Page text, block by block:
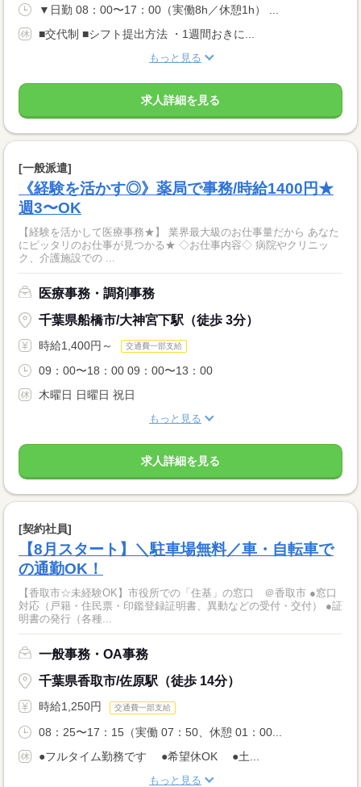
▼日勤 08：00〜17：00（実働8h／休憩1h） ...
■交代制 ■シフト提出方法 ・1週間おきに...
もっと見る
求人詳細を見る
[一般派遣]
《経験を活かす◎》薬局で事務/時給1400円★
週3〜OK
【経験を活かして医療事務★】 業界最大級のお仕事量だから あなた
にピッタリのお仕事が見つかる★ ◇お仕事内容◇ 病院やクリニッ
ク、介護施設での ...
医療事務・調剤事務
千葉県船橋市/大神宮下駅（徒歩 3分）
時給1,400円～ 交通費一部支給
09：00〜18：00 09：00〜13：00
木曜日 日曜日 祝日
もっと見る
求人詳細を見る
[契約社員]
【8月スタート】＼駐車場無料／車・自転車で
の通勤OK！
【香取市☆未経験OK】市役所での「住基」の窓口 ＠香取市 ●窓口
対応（戸籍・住民票・印鑑登録証明書、異動などの受付・交付） ●証
明書の発行（各種...
一般事務・OA事務
千葉県香取市/佐原駅（徒歩 14分）
時給1,250円 交通費一部支給
08：25〜17：15（実働 07：50、休憩 01：00...
●フルタイム勤務です ●希望休OK ●土...
もっと見る